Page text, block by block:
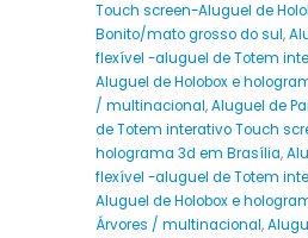
Touch screen-Aluguel de
Bonito/mato grosso do sul,
flexível -aluguel de Totem
Aluguel de Holobox e
/ multinacional,Aluguel de
de Totem interativo Touch
holograma 3d em Brasília,
flexível -aluguel de Totem
Aluguel de Holobox e
Árvores / multinacional,